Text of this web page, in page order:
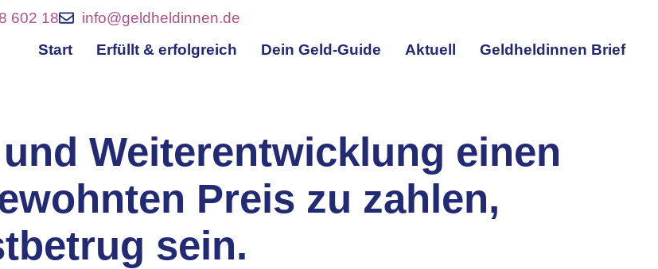
602 18
info@geldheldinnen.de
Start
Erfüllt & erfolgreich Dein Geld-Guide Aktuell Geldheldinnen Brief
Weiterentwicklung einen
Preis zu zahlen,
sein.